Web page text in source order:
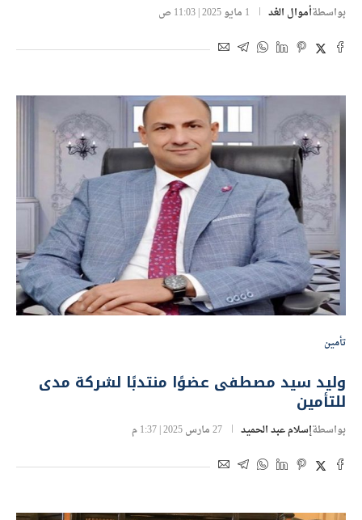
بواسطةأموال الغد 1 مايو 2025 | 11:03 ص
تأمين
وليد سيد مصطفى عضوًا منتدبًا لشركة مدى
للتأمين
بواسطةإسلام عبد الحميد 27 مارس 2025 | 1:37 م